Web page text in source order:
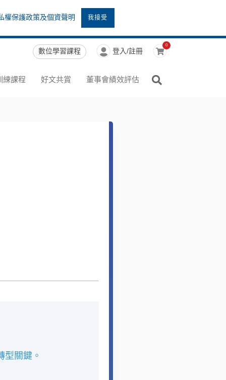
權保護政策及個資聲明 我接受
數位學習課程 登入/註冊
0
練課程 好文共賞 董事會績效評估
關鍵。